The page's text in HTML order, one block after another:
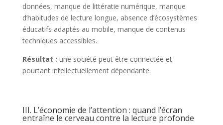
données, manque de littératie numérique, manque
d’habitudes de lecture longue, absence d’écosystèmes
éducatifs adaptés au mobile, manque de contenus
techniques accessibles.
Résultat : une société peut être connectée et
pourtant intellectuellement dépendante.
III. L’économie de l’attention : quand l’écran
entraîne le cerveau contre la lecture profonde